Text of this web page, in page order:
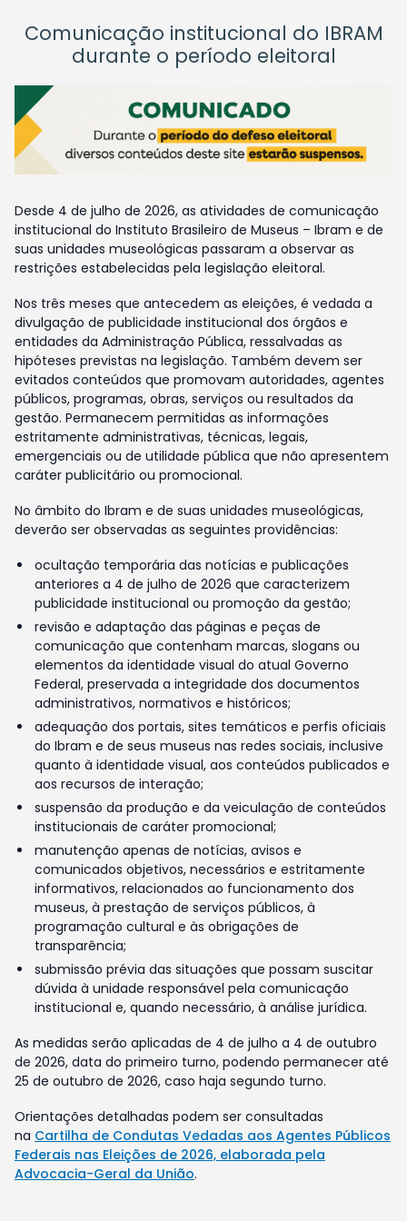
Comunicação institucional do IBRAM
durante o período eleitoral
Desde 4 de julho de 2026, as atividades de comunicação
institucional do Instituto Brasileiro de Museus – Ibram e de
suas unidades museológicas passaram a observar as
restrições estabelecidas pela legislação eleitoral.
Nos três meses que antecedem as eleições, é vedada a
divulgação de publicidade institucional dos órgãos e
entidades da Administração Pública, ressalvadas as
hipóteses previstas na legislação. Também devem ser
evitados conteúdos que promovam autoridades, agentes
públicos, programas, obras, serviços ou resultados da
gestão. Permanecem permitidas as informações
estritamente administrativas, técnicas, legais,
emergenciais ou de utilidade pública que não apresentem
caráter publicitário ou promocional.
No âmbito do Ibram e de suas unidades museológicas,
deverão ser observadas as seguintes providências:
ocultação temporária das notícias e publicações
anteriores a 4 de julho de 2026 que caracterizem
publicidade institucional ou promoção da gestão;
revisão e adaptação das páginas e peças de
comunicação que contenham marcas, slogans ou
elementos da identidade visual do atual Governo
Federal, preservada a integridade dos documentos
administrativos, normativos e históricos;
adequação dos portais, sites temáticos e perfis oficiais
do Ibram e de seus museus nas redes sociais, inclusive
quanto à identidade visual, aos conteúdos publicados e
aos recursos de interação;
suspensão da produção e da veiculação de conteúdos
institucionais de caráter promocional;
manutenção apenas de notícias, avisos e
comunicados objetivos, necessários e estritamente
informativos, relacionados ao funcionamento dos
museus, à prestação de serviços públicos, à
programação cultural e às obrigações de
transparência;
submissão prévia das situações que possam suscitar
dúvida à unidade responsável pela comunicação
institucional e, quando necessário, à análise jurídica.
As medidas serão aplicadas de 4 de julho a 4 de outubro
de 2026, data do primeiro turno, podendo permanecer até
25 de outubro de 2026, caso haja segundo turno.
Orientações detalhadas podem ser consultadas
na Cartilha de Condutas Vedadas aos Agentes Públicos
Federais nas Eleições de 2026, elaborada pela
Advocacia-Geral da União.